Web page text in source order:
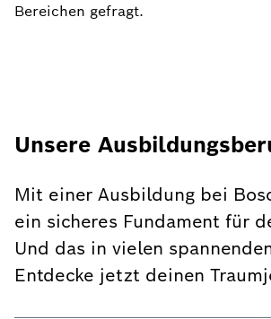
Bereichen gefragt.
Unsere
Mit einer Ausbildung bei
ein sicheres Fundament für
Und das in vielen
Entdecke jetzt deinen